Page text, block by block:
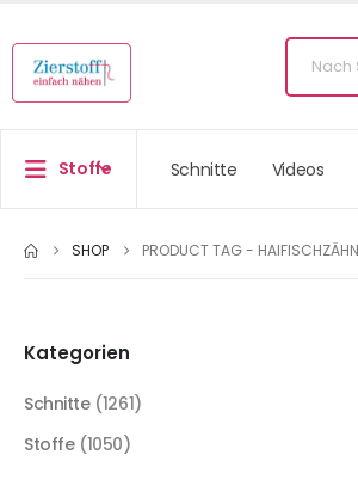
Stoffe Schnitte Videos
SHOP PRODUCT TAG -
Kategorien
Schnitte (1261)
Stoffe (1050)